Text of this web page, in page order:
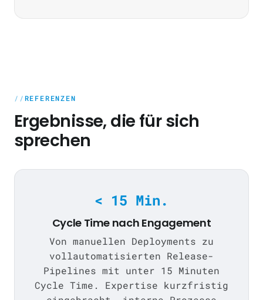
REFERENZEN
Ergebnisse, die für sich
sprechen
< 15 Min.
Cycle Time nach Engagement
Von manuellen Deployments zu
vollautomatisierten Release-
Pipelines mit unter 15 Minuten
Cycle Time. Expertise kurzfristig